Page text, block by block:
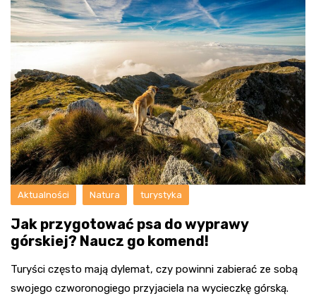
Aktualności Natura turystyka
Jak przygotować psa do wyprawy
górskiej? Naucz go komend!
Turyści często mają dylemat, czy powinni zabierać ze sobą
swojego czworonogiego przyjaciela na wycieczkę górską.